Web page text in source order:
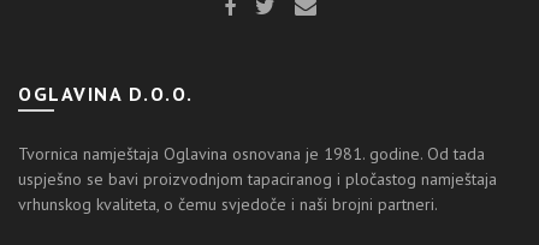
OGLAVINA D.O.O.
Tvornica namještaja Oglavina osnovana je 1981. godine. Od tada
uspješno se bavi proizvodnjom tapaciranog i pločastog namještaja
vrhunskog kvaliteta, o čemu svjedoče i naši brojni partneri.